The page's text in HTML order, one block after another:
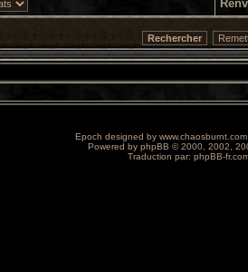
Epoch designed by www.chaosburnt.com
Powered by phpBB © 2000, 2002,
Traduction par: phpBB-